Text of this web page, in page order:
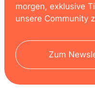
morgen, exklusive
unsere Community
Zum